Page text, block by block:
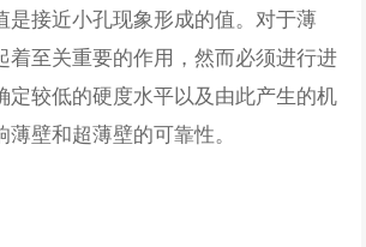
是接近小孔现象形成的值。对于薄
着至关重要的作用，然而必须进行进
定较低的硬度水平以及由此产生的机
壁和超薄壁的可靠性。